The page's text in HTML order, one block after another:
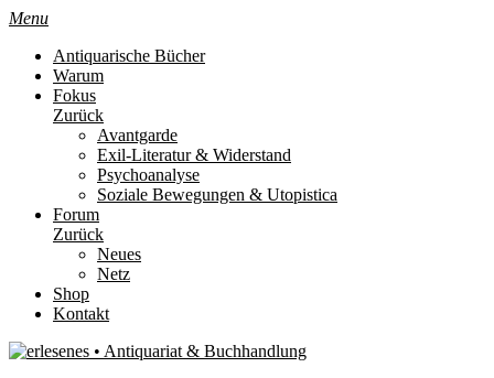
Menu
Antiquarische Bücher
Warum
Fokus
Zurück
Avantgarde
Exil-Literatur & Widerstand
Psychoanalyse
Soziale Bewegungen & Utopistica
Forum
Zurück
Neues
Netz
Shop
Kontakt